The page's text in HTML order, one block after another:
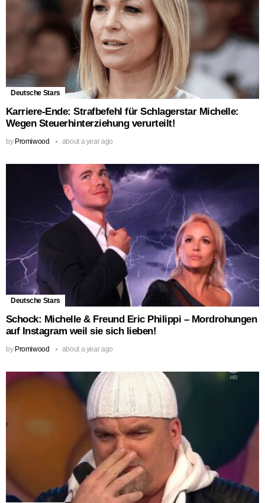
Deutsche Stars
Karriere-Ende: Strafbefehl für Schlagerstar Michelle:
Wegen Steuerhinterziehung verurteilt!
by Promiwood about a year ago
Deutsche Stars
Schock: Michelle & Freund Eric Philippi – Mordrohungen
auf Instagram weil sie sich lieben!
by Promiwood about a year ago